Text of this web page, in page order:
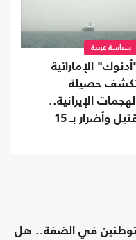
سياسة عربية
الإماراتية
حصيلة
الهجمات الإيرانية..
قتيل وأضرار بـ 15
في الضفة.. هل